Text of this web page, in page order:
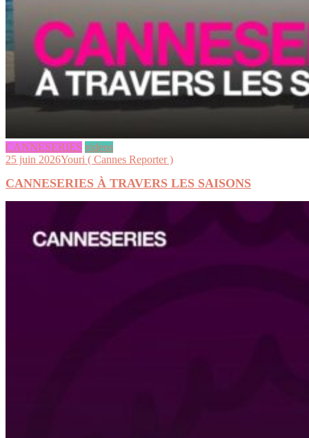
CANNESERIES videos
25 juin 2026Youri ( Cannes Reporter )
CANNESERIES À TRAVERS LES SAISONS